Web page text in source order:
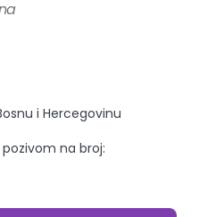
i Hercegovinu
na broj: